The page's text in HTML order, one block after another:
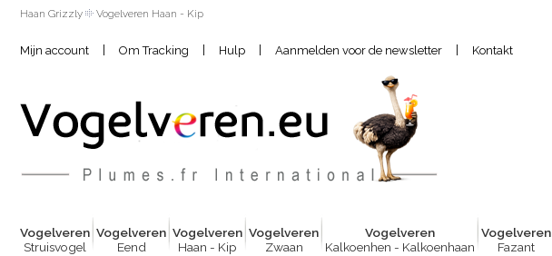
Haan Grizzly Vogelveren Haan - Kip
Mijn account | Om Tracking | Hulp | Aanmelden voor de newsletter | Kontakt
Vogelveren
Struisvogel
Vogelveren
Eend
Vogelveren
Haan - Kip
Vogelveren
Zwaan
Vogelveren
Kalkoenhen - Kalkoenhaan
Vogelveren
Fazant